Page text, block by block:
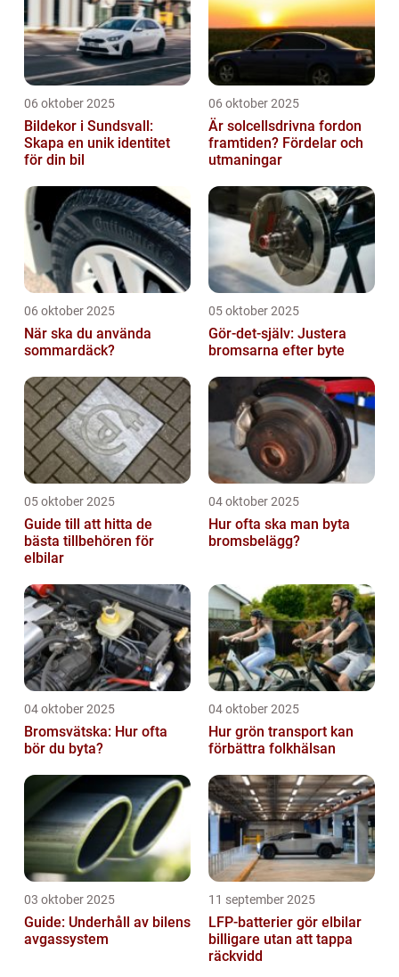
06 oktober 2025
Bildekor i Sundsvall:
Skapa en unik identitet
för din bil
06 oktober 2025
Är solcellsdrivna fordon
framtiden? Fördelar och
utmaningar
06 oktober 2025
När ska du använda
sommardäck?
05 oktober 2025
Gör-det-själv: Justera
bromsarna efter byte
05 oktober 2025
Guide till att hitta de
bästa tillbehören för
elbilar
04 oktober 2025
Hur ofta ska man byta
bromsbelägg?
04 oktober 2025
Bromsvätska: Hur ofta
bör du byta?
04 oktober 2025
Hur grön transport kan
förbättra folkhälsan
03 oktober 2025
Guide: Underhåll av bilens
avgassystem
11 september 2025
LFP-batterier gör elbilar
billigare utan att tappa
räckvidd